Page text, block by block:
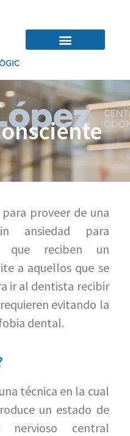
proveer de una
ansiedad para
que reciben un
a aquellos que se
ir al dentista recibir
evitando la
dental.
técnica en la cual
un estado de
nervioso central